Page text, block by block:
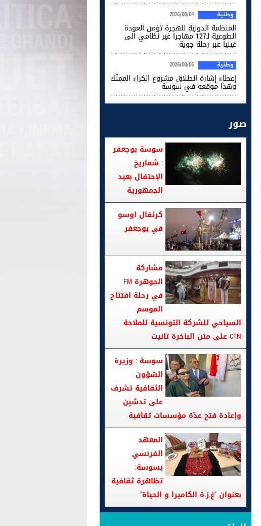
وطنية 2026/08/04
المنظمة الدولية للهجرة تؤمن العودة
الطوعية لـ127 مهاجرا غير نظامي الى
غينيا عبر رحلة جوية
وطنية 2026/08/05
إعطاء إشارة انطلاق مشروع الكراء المملّك
وهذا موقعه في سوسة
صور
سوسة بوجعفر
: شماريخ
الإحتفال بعيد
الجمهورية
كرنفال اوسو
في بوجعفر
مشاركة
الجوهرة FM
في رحلة افتتاح
الموسم
السياحي للشركة التونسية للملاحة
CTN على متن الباخرة تانيت
سوسة : وزيرة
الشؤون
الثقافية تشرف
على تدشين
وإعادة فتح عدّة مؤسسات ثقافية
المعهد
الفرنسي
بسوسة:
تظاهرة ثقافية
بعنوان "غ.ز.ة الكاميرا و الحياة"